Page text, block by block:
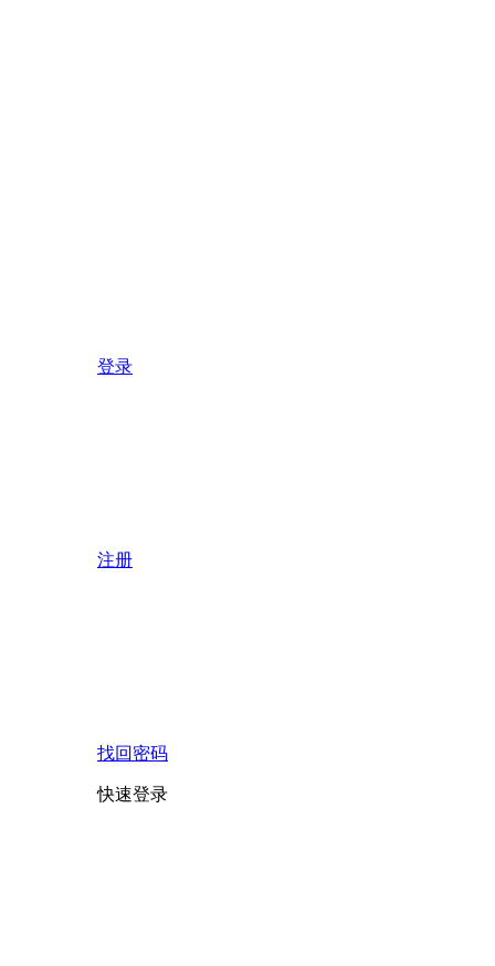
登录
注册
找回密码
快速登录